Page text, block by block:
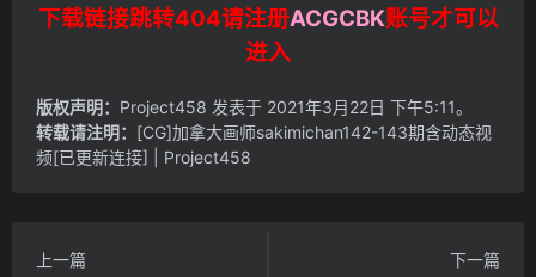
下载链接跳转404请注册ACGCBK账号才可以
进入
版权声明： Project458 发表于 2021年3月22日 下午5:11。
转载请注明： [CG]加拿大画师sakimichan142-143期含动态视
频[已更新连接] | Project458
上一篇 下一篇